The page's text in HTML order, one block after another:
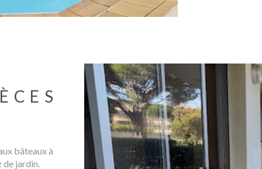
bâteaux à
de jardin.